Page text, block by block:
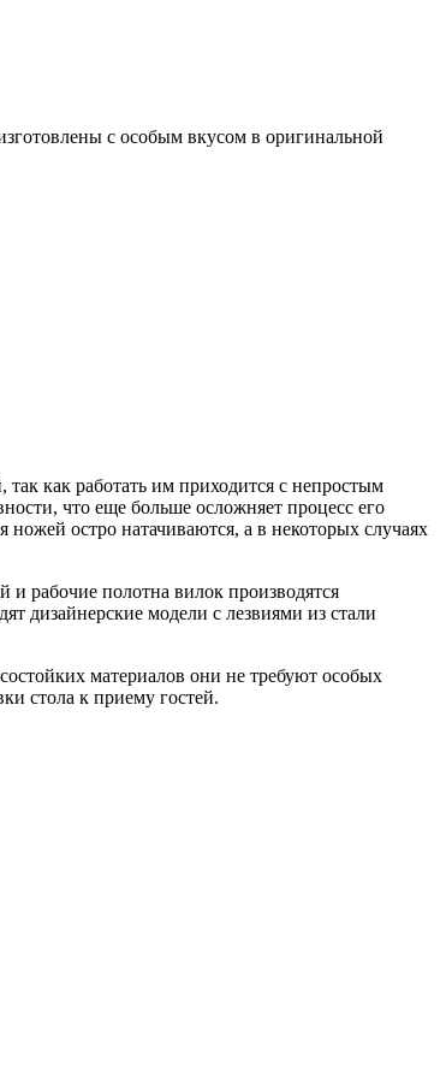
с особым вкусом в оригинальной
как работать им приходится с непростым
что еще больше осложняет процесс его
остро натачиваются, а в некоторых случаях
рабочие полотна вилок производятся
дизайнерские модели с лезвиями из стали
материалов они не требуют особых
стола к приему гостей.